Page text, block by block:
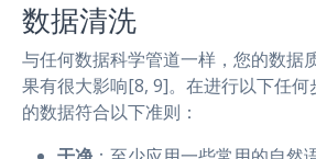
数据清洗
与任何数据科学管道一样，您的数据
果有很大影响[8, 9]。在进行以下任何
的数据符合以下准则：